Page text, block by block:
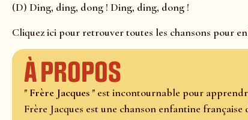
(D) Ding, ding, dong ! Ding, ding, dong !
Cliquez ici pour retrouver toutes les chansons pour
À propos
" Frère Jacques " est incontournable pour
Frère Jacques est une chanson enfantine